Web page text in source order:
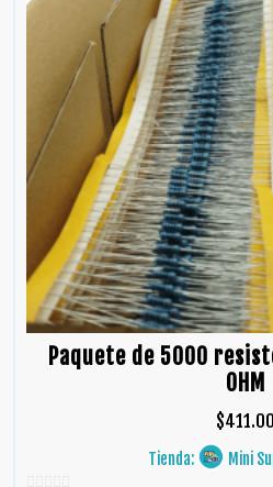
Paquete de 5000
OHM
$411.00
Tienda: Mini